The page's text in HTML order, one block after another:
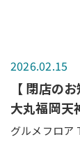
2026.02.15
【 閉店の
大丸福岡天
グルメフロア